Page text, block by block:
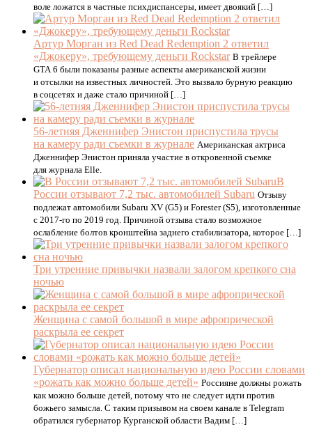
воле ложатся в частные психдиспансеры, имеет двоякий […]
Артур Морган из Red Dead Redemption 2 ответил
«Джокеру», требующему деньги Rockstar В трейлере
GTA 6 были показаны разные аспекты американской жизни
и отсылки на известных личностей. Это вызвало бурную реакцию
в соцсетях и даже стало причиной […]
56-летняя Дженнифер Энистон приспустила трусы
на камеру ради съемки в журнале Американская актриса
Дженнифер Энистон приняла участие в откровенной съемке
для журнала Elle.
В
России отзывают 7,2 тыс. автомобилей Subaru Отзыву
подлежат автомобили Subaru XV (G5) и Forester (S5), изготовленные
с 2017-го по 2019 год. Причиной отзыва стало возможное
ослабление болтов кронштейна заднего стабилизатора, которое […]
Три утренние привычки назвали залогом крепкого сна
ночью
Женщина с самой большой в мире афропрической
раскрыла ее секрет
Губернатор описал национальную идею России словами
«рожать как можно больше детей» Россияне должны рожать
как можно больше детей, потому что не следует идти против
божьего замысла. С таким призывом на своем канале в Telegram
обратился губернатор Курганской области Вадим […]